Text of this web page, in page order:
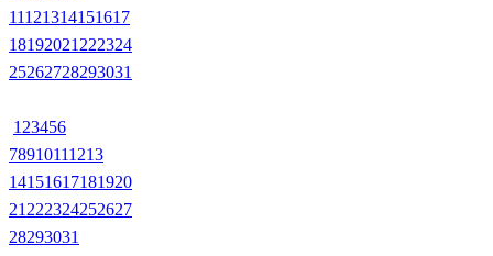
11121314151617
18192021 222324
25262728293031
1 23456
78910111213
14151617181920
21 222324252627
28293031